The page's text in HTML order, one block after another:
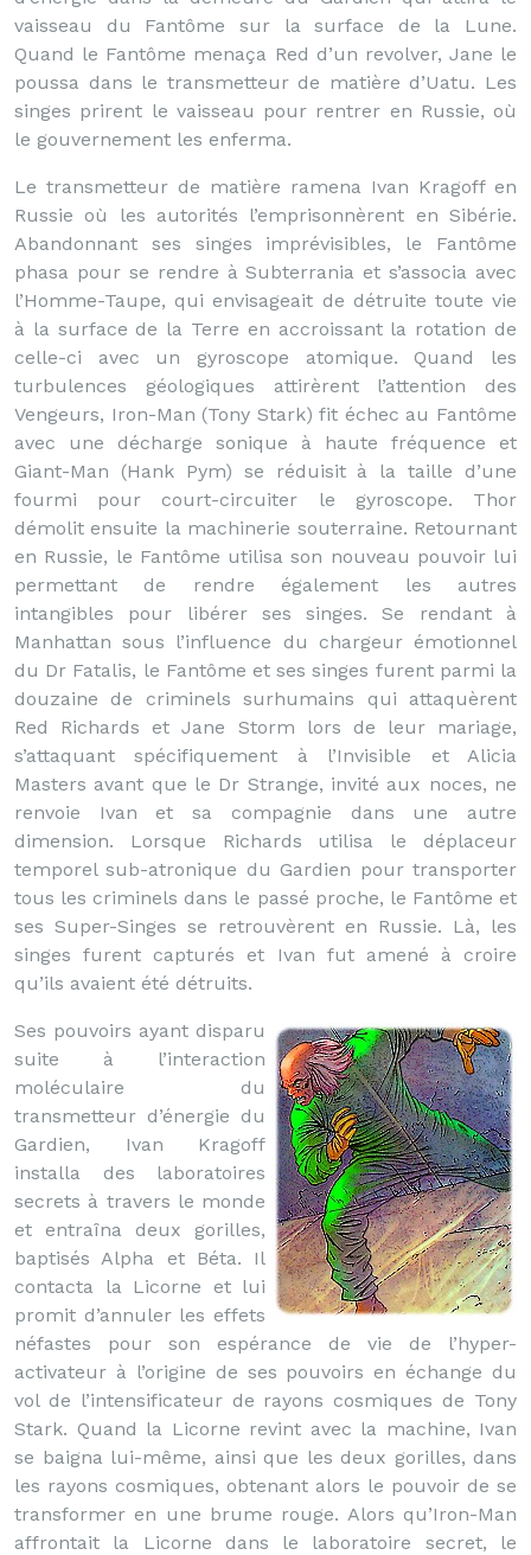
vaisseau du Fantôme sur la surface de la Lune.
Quand le Fantôme menaça Red d’un revolver, Jane le
poussa dans le transmetteur de matière d’Uatu. Les
singes prirent le vaisseau pour rentrer en Russie, où
le gouvernement les enferma.
Le transmetteur de matière ramena Ivan Kragoff en
Russie où les autorités l’emprisonnèrent en Sibérie.
Abandonnant ses singes imprévisibles, le Fantôme
phasa pour se rendre à Subterrania et s’associa avec
l’Homme-Taupe, qui envisageait de détruite toute vie
à la surface de la Terre en accroissant la rotation de
celle-ci avec un gyroscope atomique. Quand les
turbulences géologiques attirèrent l’attention des
Vengeurs, Iron-Man (Tony Stark) fit échec au Fantôme
avec une décharge sonique à haute fréquence et
Giant-Man (Hank Pym) se réduisit à la taille d’une
fourmi pour court-circuiter le gyroscope. Thor
démolit ensuite la machinerie souterraine. Retournant
en Russie, le Fantôme utilisa son nouveau pouvoir lui
permettant de rendre également les autres
intangibles pour libérer ses singes. Se rendant à
Manhattan sous l’influence du chargeur émotionnel
du Dr Fatalis, le Fantôme et ses singes furent parmi la
douzaine de criminels surhumains qui attaquèrent
Red Richards et Jane Storm lors de leur mariage,
s’attaquant spécifiquement à l’Invisible et Alicia
Masters avant que le Dr Strange, invité aux noces, ne
renvoie Ivan et sa compagnie dans une autre
dimension. Lorsque Richards utilisa le déplaceur
temporel sub-atronique du Gardien pour transporter
tous les criminels dans le passé proche, le Fantôme et
ses Super-Singes se retrouvèrent en Russie. Là, les
singes furent capturés et Ivan fut amené à croire
qu’ils avaient été détruits.
Ses pouvoirs ayant disparu
suite à l’interaction
moléculaire du
transmetteur d’énergie du
Gardien, Ivan Kragoff
installa des laboratoires
secrets à travers le monde
et entraîna deux gorilles,
baptisés Alpha et Béta. Il
contacta la Licorne et lui
promit d’annuler les effets
néfastes pour son espérance de vie de l’hyper-
activateur à l’origine de ses pouvoirs en échange du
vol de l’intensificateur de rayons cosmiques de Tony
Stark. Quand la Licorne revint avec la machine, Ivan
se baigna lui-même, ainsi que les deux gorilles, dans
les rayons cosmiques, obtenant alors le pouvoir de se
transformer en une brume rouge. Alors qu’Iron-Man
affrontait la Licorne dans le laboratoire secret, le